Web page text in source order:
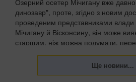
динозавр", проте, згідно з новим
проведеним представниками влади
Мічигану й Вісконсину, він може
старшим, ніж можна подумати,